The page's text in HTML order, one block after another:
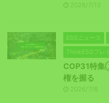
2026/7/13
ESGニュース
ThinkESGプレ
COP31特
権を握る
2026/7/8